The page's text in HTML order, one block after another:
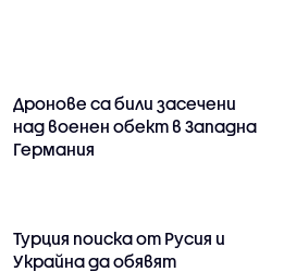
Дронове са били засечени
над военен обект в Западна
Германия
Турция поиска от Русия и
Украйна да обявят